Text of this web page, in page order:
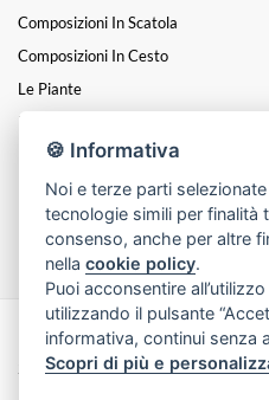
Composizioni In Scatola
Composizioni In Cesto
Le Piante
Fiori A Steli
I Centrotavola
I Cuori
Funebre
Made with byInfoser.it-
2026
🍪 Informativa
Noi e terze parti
tecnologie simili per finalità
consenso, anche per altre
nellacookie policy.
Puoi acconsentire
utilizzando il pulsante
informativa, continui senza
Scopri di più e